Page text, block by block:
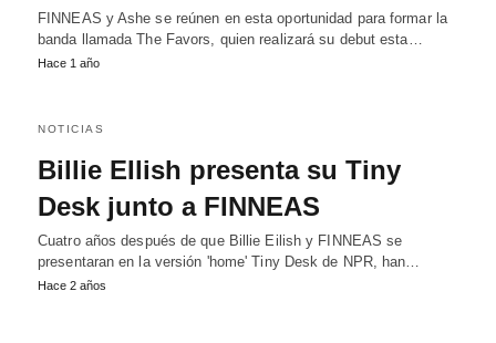
FINNEAS y Ashe se reúnen en esta oportunidad para formar la
banda llamada The Favors, quien realizará su debut esta…
Hace 1 año
NOTICIAS
Billie EIlish presenta su Tiny
Desk junto a FINNEAS
Cuatro años después de que Billie Eilish y FINNEAS se
presentaran en la versión 'home' Tiny Desk de NPR, han…
Hace 2 años